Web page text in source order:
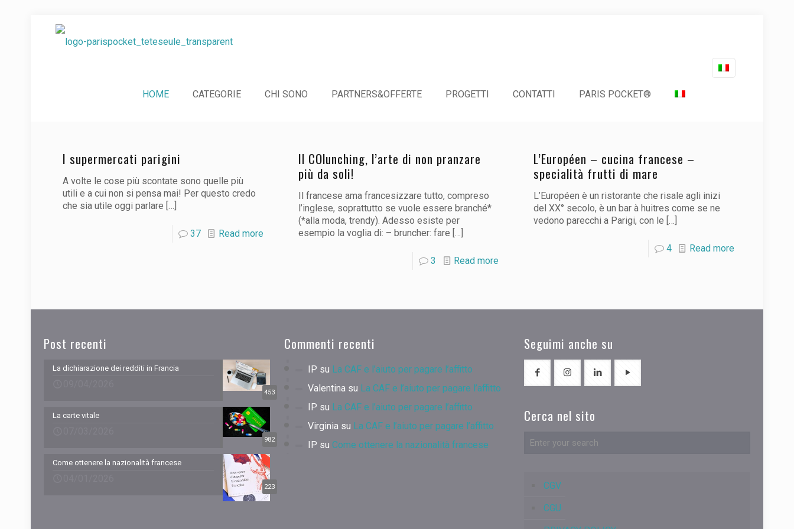
HOME CATEGORIE CHI SONO PARTNERS&OFFERTE PROGETTI CONTATTI PARIS POCKET®
I supermercati parigini
A volte le cose più scontate sono quelle più
utili e a cui non si pensa mai! Per questo credo
che sia utile oggi parlare […]
37 Read more
Il COlunching, l’arte di non pranzare
più da soli!
Il francese ama francesizzare tutto, compreso
l’inglese, soprattutto se vuole essere branché*
(*alla moda, trendy). Adesso esiste per
esempio la voglia di: – bruncher: fare […]
3 Read more
L’Européen – cucina francese –
specialità frutti di mare
L’Européen è un ristorante che risale agli inizi
del XX° secolo, è un bar à huitres come se ne
vedono parecchi a Parigi, con le […]
4 Read more
Post recenti
453
La dichiarazione dei redditi in Francia
982
La carte vitale
223
Come ottenere la nazionalità francese
Commenti recenti
IP su La CAF e l’aiuto per pagare l’affitto
Valentinasu La CAF e l’aiuto per pagare l’affitto
IP su La CAF e l’aiuto per pagare l’affitto
Virginiasu La CAF e l’aiuto per pagare l’affitto
IP su Come ottenere la nazionalità francese
Seguimi anche su
Cerca nel sito
CGV
CGU